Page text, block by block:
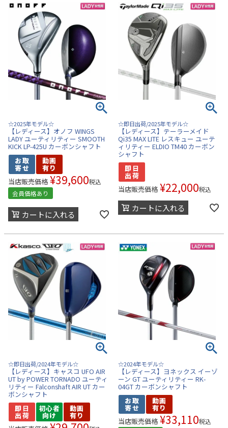
☆2025年モデル☆
【レディース】オノフ WINGS
LADY ユーティリティー SMOOTH
KICK LP-425U カーボンシャフト
当店販売価格 ¥39,600税込
会員価格あり
カートに入れる
☆即日出荷/2025年モデル☆
【レディース】テーラーメイド
Qi35 MAX LITE レスキュー ユーテ
ィリティー ELDIO TM40 カーボン
シャフト
当店販売価格 ¥22,000税込
カートに入れる
☆即日出荷/2024年モデル☆
【レディース】キャスコ UFO AIR
UT by POWER TORNADO ユーティ
リティー Falconshaft AIR UT カー
ボンシャフト
☆2024年モデル☆
【レディース】ヨネックス イーゾ
ーン GT ユーティリティー RK-
04GT カーボンシャフト
当店販売価格 ¥33,110税込